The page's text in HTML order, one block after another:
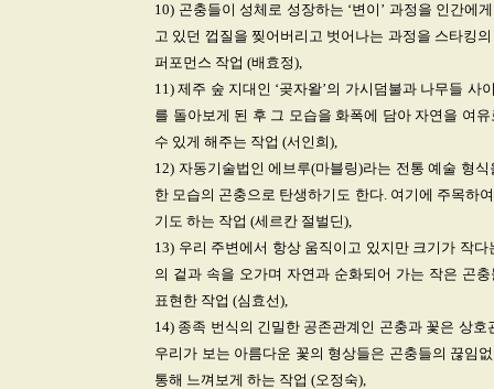
10) 곤충들이 성체로 성장하는 ‘변이’ 과정을 인간에
고 있던 껍질을 찢어버리고 벗어나는 과정을 스타킹
퍼포먼스 작업 (배효정),
11) 제주 숲 지대인 ‘곶자왈’의 가시덤불과 나무들 사
를 돌아보게 된 후 그 모습을 화폭에 담아 자연을 여
수 있게 해주는 작업 (서인희),
12) 자동기술법인 에브루(마블링)라는 전통 예술 형
한 모습의 곤충으로 탄생하기도 한다. 여기에 주목하
기도 하는 작업 (세르칸 절벌딘),
13) 우리 주변에서 항상 움직이고 있지만 크기가 작
의 겉과 속을 오가며 자연과 순화되어 가는 작은 곤
표현한 작업 (심효선),
14) 종족 번식의 긴밀한 공존관계인 곤충과 꽃은 상
우리가 보는 아름다운 꽃의 형상들은 곤충들의 끊임
통해 느껴보게 하는 작업 (오정숙),